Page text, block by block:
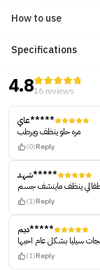
How to use
Specifications
4.816 reviews
عاي*****
مره حلو ينظف ويرطب
(0)Reply
شهد*****
(1)Reply
ديم*****
سيليا بشكل عام احبها
(1)Reply